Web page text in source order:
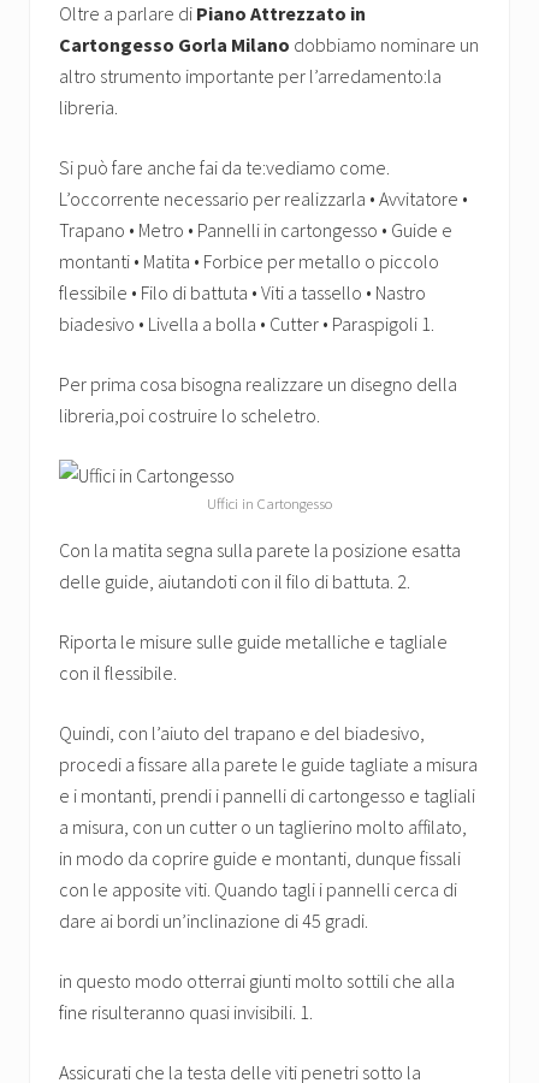
Oltre a parlare di Piano Attrezzato in
Cartongesso Gorla Milano dobbiamo nominare un
altro strumento importante per l’arredamento:la
libreria.
Si può fare anche fai da te:vediamo come.
L’occorrente necessario per realizzarla • Avvitatore •
Trapano • Metro • Pannelli in cartongesso • Guide e
montanti • Matita • Forbice per metallo o piccolo
flessibile • Filo di battuta • Viti a tassello • Nastro
biadesivo • Livella a bolla • Cutter • Paraspigoli 1.
Per prima cosa bisogna realizzare un disegno della
libreria,poi costruire lo scheletro.
Uffici in Cartongesso
Con la matita segna sulla parete la posizione esatta
delle guide, aiutandoti con il filo di battuta. 2.
Riporta le misure sulle guide metalliche e tagliale
con il flessibile.
Quindi, con l’aiuto del trapano e del biadesivo,
procedi a fissare alla parete le guide tagliate a misura
e i montanti, prendi i pannelli di cartongesso e tagliali
a misura, con un cutter o un taglierino molto affilato,
in modo da coprire guide e montanti, dunque fissali
con le apposite viti. Quando tagli i pannelli cerca di
dare ai bordi un’inclinazione di 45 gradi.
in questo modo otterrai giunti molto sottili che alla
fine risulteranno quasi invisibili. 1.
Assicurati che la testa delle viti penetri sotto la